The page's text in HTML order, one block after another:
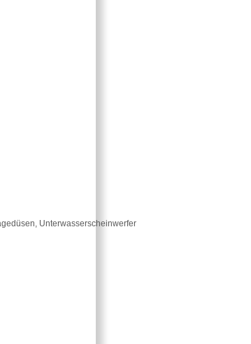
Unterwasserscheinwerfer